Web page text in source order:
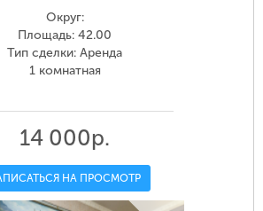
Округ:
Площадь: 42.00
Тип сделки: Аренда
1 комнатная
14 000р.
НА ПРОСМОТР